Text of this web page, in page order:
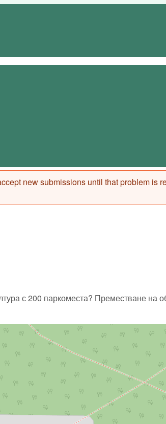
new submissions until that problem is
с 200 паркоместа? Преместване на